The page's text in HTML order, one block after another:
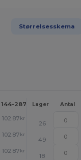
Størrelsesskema
144-287 288 + Mere
Lager Antal
102.87 kr +
26
102.87 kr +
49
102.87 kr +
18